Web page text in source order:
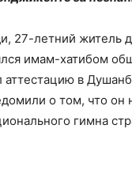
27-летний житель
имам-хатибом
аттестацию в
о том, что
гимна